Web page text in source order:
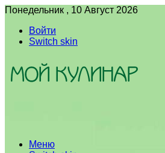
Понедельник , 10 Август 2026
Войти
Switch skin
Меню